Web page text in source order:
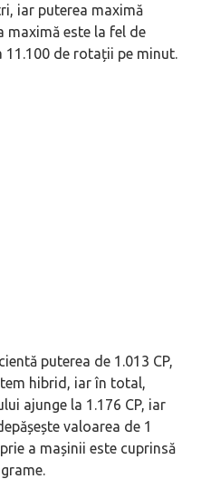
iar puterea maximă
maximă este la fel de
11.100 de rotații pe minut.
puterea de 1.013 CP,
hibrid, iar în total,
ajunge la 1.176 CP, iar
valoarea de 1
a mașinii este cuprinsă